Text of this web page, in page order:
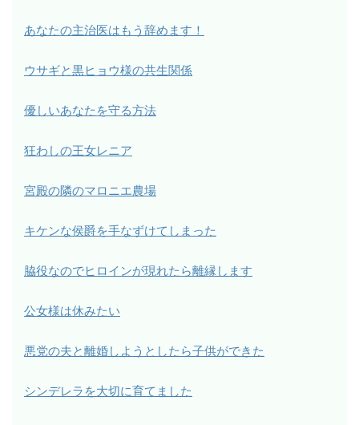
あなたの主治医はもう辞めます！
ウサギと黒ヒョウ様の共生関係
優しいあなたを守る方法
狂わしの王女レニア
宮殿の隣のマロニエ農場
キケンな侯爵を手なずけてしまった
脇役なのでヒロインが現れたら離縁します
公女様は休みたい
悪党の夫と離婚しようとしたら子供ができた
シンデレラを大切に育てました